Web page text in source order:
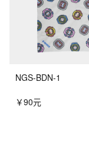
NGS-BDN-1
￥90元